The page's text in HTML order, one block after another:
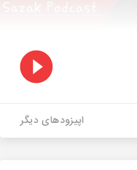
اپیزودهای دیگر